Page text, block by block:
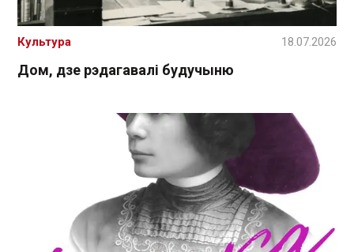
Дом, дзе рэдагавалі будучыню
Культура 18.07.2026